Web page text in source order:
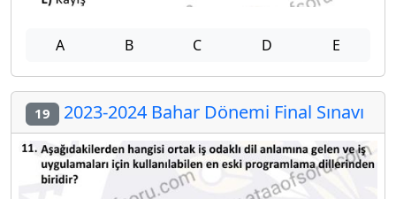
A B C D E
19 2023-2024 Bahar Dönemi Final Sınavı